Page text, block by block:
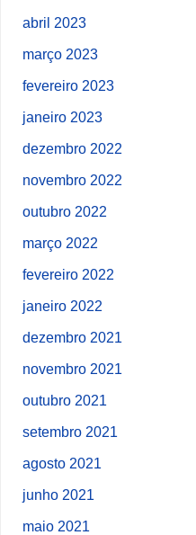
abril 2023
março 2023
fevereiro 2023
janeiro 2023
dezembro 2022
novembro 2022
outubro 2022
março 2022
fevereiro 2022
janeiro 2022
dezembro 2021
novembro 2021
outubro 2021
setembro 2021
agosto 2021
junho 2021
maio 2021